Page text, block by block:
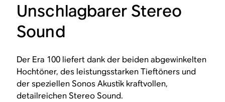
Unschlagbarer Stereo
Sound
Der Era 100 liefert dank der beiden abgewinkelten
Hochtöner, des leistungsstarken Tieftöners und
der speziellen Sonos Akustik kraftvollen,
detailreichen Stereo Sound.